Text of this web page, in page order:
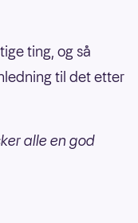
ting, og så
til det etter
alle en god